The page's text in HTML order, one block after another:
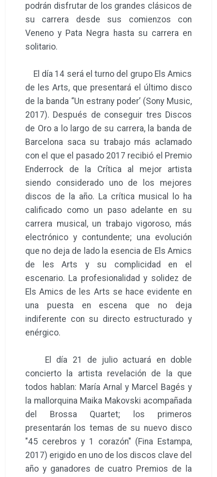
podrán disfrutar de los grandes clásicos de
su carrera desde sus comienzos con
Veneno y Pata Negra hasta su carrera en
solitario.
El día 14 será el turno del grupo Els Amics
de les Arts, que presentará el último disco
de la banda “Un estrany poder’ (Sony Music,
2017). Después de conseguir tres Discos
de Oro a lo largo de su carrera, la banda de
Barcelona saca su trabajo más aclamado
con el que el pasado 2017 recibió el Premio
Enderrock de la Crítica al mejor artista
siendo considerado uno de los mejores
discos de la año. La crítica musical lo ha
calificado como un paso adelante en su
carrera musical, un trabajo vigoroso, más
electrónico y contundente; una evolución
que no deja de lado la esencia de Els Amics
de les Arts y su complicidad en el
escenario. La profesionalidad y solidez de
Els Amics de les Arts se hace evidente en
una puesta en escena que no deja
indiferente con su directo estructurado y
enérgico.
El día 21 de julio actuará en doble
concierto la artista revelación de la que
todos hablan: María Arnal y Marcel Bagés y
la mallorquina Maika Makovski acompañada
del Brossa Quartet; los primeros
presentarán los temas de su nuevo disco
"45 cerebros y 1 corazón" (Fina Estampa,
2017) erigido en uno de los discos clave del
año y ganadores de cuatro Premios de la